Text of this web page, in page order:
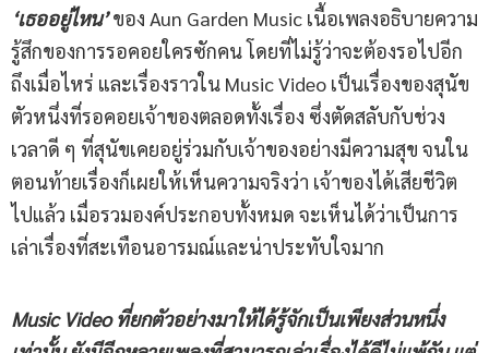
‘เธออยู่ไหน’ของ Aun Garden Music เนื้อเพลงอธิบายความ
รู้สึกของการรอคอยใครซักคน โดยที่ไม่รู้ว่าจะต้องรอไปอีก
ถึงเมื่อไหร่ และเรื่องราวใน Music Video เป็นเรื่องของสุนัข
ตัวหนึ่งที่รอคอยเจ้าของตลอดทั้งเรื่อง ซึ่งตัดสลับกับช่วง
เวลาดี ๆ ที่สุนัขเคยอยู่ร่วมกับเจ้าของอย่างมีความสุข จนใน
ตอนท้ายเรื่องก็เผยให้เห็นความจริงว่า เจ้าของได้เสียชีวิต
ไปแล้ว เมื่อรวมองค์ประกอบทั้งหมด จะเห็นได้ว่าเป็นการ
เล่าเรื่องที่สะเทือนอารมณ์และน่าประทับใจมาก
Music Video ที่ยกตัวอย่างมาให้ได้รู้จักเป็นเพียงส่วนหนึ่ง